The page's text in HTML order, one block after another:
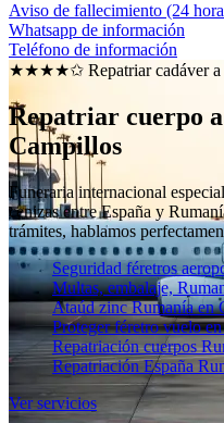
Aviso de fallecimiento (24
Whatsapp de información
Teléfono de información
★★★★✩ Repatriar cadáver a
Repatriar cuerpo
Campillos
Funeraria internacional
cenizas entre España y
trámites, hablamos
Seguridad féretros
Multas, embalaje,
Ataúd zinc Rumanía en
Proteger féretro vuelo
Repatriación cuerpos
Repatriación España
Ver servicios